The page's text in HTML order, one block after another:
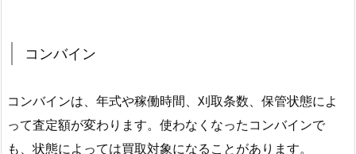
コンバイン
コンバインは、年式や稼働時間、刈取条数、保管状態によ
って査定額が変わります。使わなくなったコンバインで
も、状態によっては買取対象になることがあります。